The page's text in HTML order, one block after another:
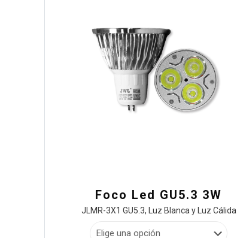
Foco Led GU5.3 3W
JLMR-3X1 GU5.3, Luz Blanca y Luz Cálida